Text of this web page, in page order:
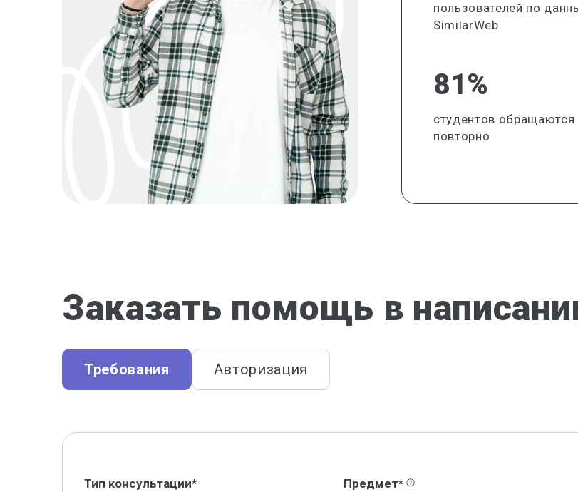
пользователей по
SimilarWeb
81%
студентов обращаются
повторно
Заказать помощь в
Требования Авторизация
Тип консультации* Предмет*